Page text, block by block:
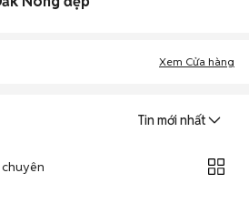
Xem Cửa hàng
Tin mới nhất
chuyên